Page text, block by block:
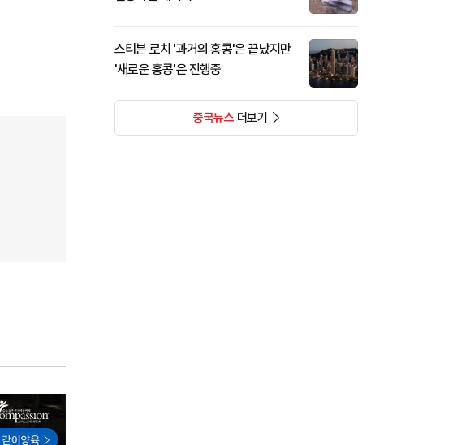
스티븐 로치 '과거의 홍콩'은 끝났지만
'새로운 홍콩'은 진행중
중국뉴스더보기